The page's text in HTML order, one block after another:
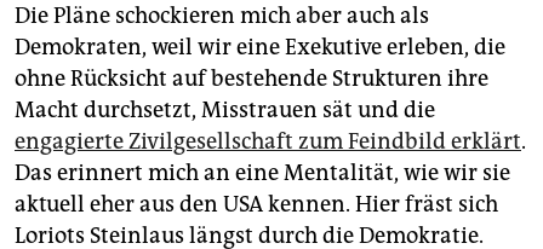
Die Pläne schockieren mich aber auch als
Demokraten, weil wir eine Exekutive erleben, die
ohne Rücksicht auf bestehende Strukturen ihre
Macht durchsetzt, Misstrauen sät und die
engagierte Zivilgesellschaft zum Feindbild erklärt.
Das erinnert mich an eine Mentalität, wie wir sie
aktuell eher aus den USA kennen. Hier fräst sich
Loriots Steinlaus längst durch die Demokratie.